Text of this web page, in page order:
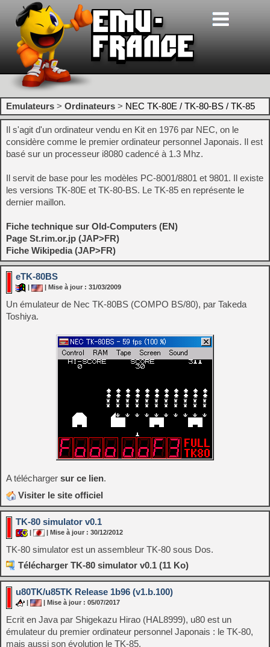
Emulateurs > Ordinateurs > NEC TK-80E / TK-80-BS / TK-85
Il s'agit d'un ordinateur vendu en Kit en 1976 par NEC, on le
considère comme le premier ordinateur personnel Japonais. Il est
basé sur un processeur i8080 cadencé à 1.3 Mhz.
Il servit de base pour les modèles PC-8001/8801 et 9801. Il existe
les versions TK-80E et TK-80-BS. Le TK-85 en représente le
dernier maillon.
Fiche technique sur Old-Computers (EN)
Page St.rim.or.jp (JAP>FR)
Fiche Wikipedia (JAP>FR)
eTK-80BS
| Mise à jour : 31/03/2009
Un émulateur de Nec TK-80BS (COMPO BS/80), par Takeda
Toshiya.
A télécharger sur ce lien.
Visiter le site officiel
TK-80 simulator v0.1
| | Mise à jour : 30/12/2012
TK-80 simulator est un assembleur TK-80 sous Dos.
Télécharger TK-80 simulator v0.1 (11 Ko)
u80TK/u85TK Release 1b96 (v1.b.100)
| | Mise à jour : 05/07/2017
Ecrit en Java par Shigekazu Hirao (HAL8999), u80 est un
émulateur du premier ordinateur personnel Japonais : le TK-80,
mais aussi son évolution le TK-85.